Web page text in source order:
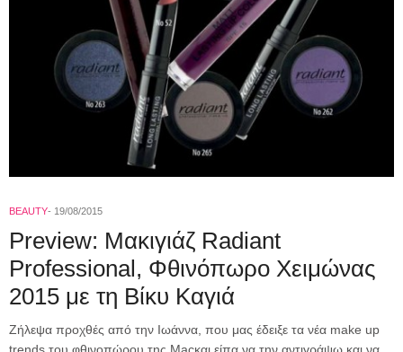
BEAUTY 19/08/2015
Preview: Μακιγιάζ Radiant
Professional, Φθινόπωρο Χειμώνας
2015 με τη Βίκυ Καγιά
Ζήλεψα προχθές από την Ιωάννα, που μας έδειξε τα νέα make up